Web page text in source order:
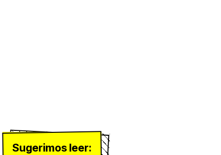
Sugerimos leer: